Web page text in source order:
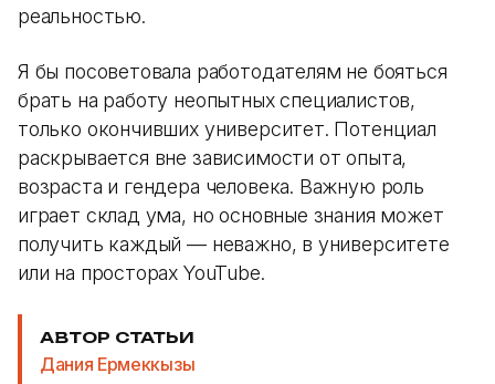
реальностью.
Я бы посоветовала работодателям не бояться
брать на работу неопытных специалистов,
только окончивших университет. Потенциал
раскрывается вне зависимости от опыта,
возраста и гендера человека. Важную роль
играет склад ума, но основные знания может
получить каждый — неважно, в университете
или на просторах YouTube.
АВТОР СТАТЬИ
Дания Ермеккызы